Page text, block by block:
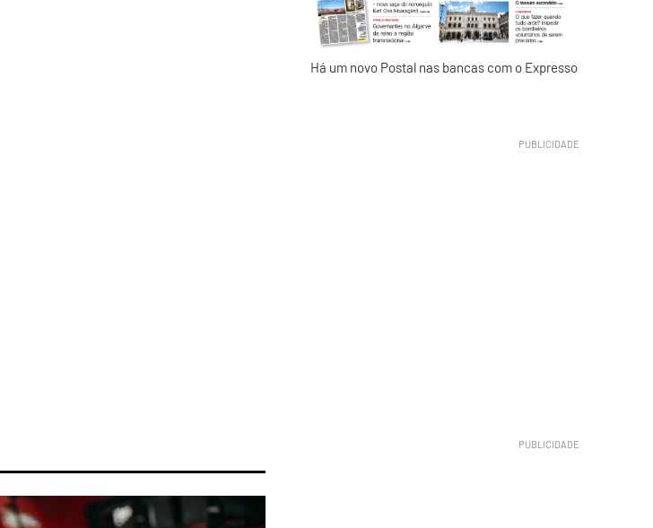
Há um novo Postal nas bancas com o Expresso